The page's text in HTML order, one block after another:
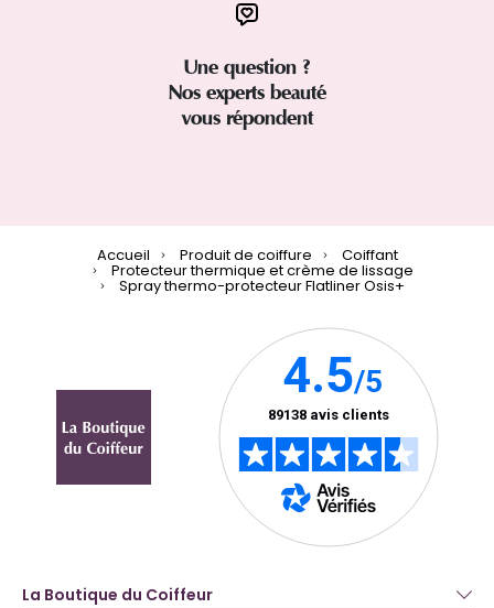
Une question ?
Nos experts beauté
vous répondent
Accueil Produit de coiffure Coiffant
Protecteur thermique et crème de lissage
Spray thermo-protecteur Flatliner Osis+
La Boutique du Coiffeur